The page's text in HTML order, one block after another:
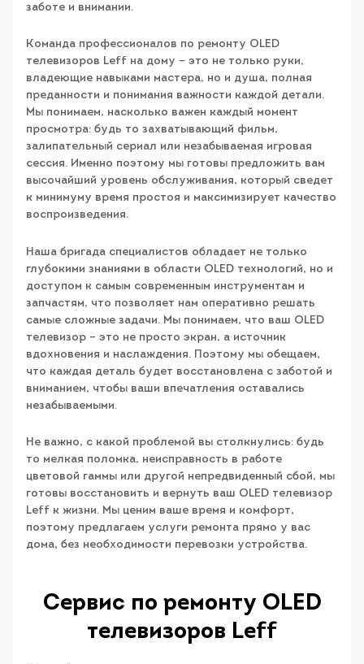
заботе и внимании.
Команда профессионалов по ремонту OLED
телевизоров Leff на дому – это не только руки,
владеющие навыками мастера, но и душа, полная
преданности и понимания важности каждой детали.
Мы понимаем, насколько важен каждый момент
просмотра: будь то захватывающий фильм,
залипательный сериал или незабываемая игровая
сессия. Именно поэтому мы готовы предложить вам
высочайший уровень обслуживания, который сведет
к минимуму время простоя и максимизирует качество
воспроизведения.
Наша бригада специалистов обладает не только
глубокими знаниями в области OLED технологий, но и
доступом к самым современным инструментам и
запчастям, что позволяет нам оперативно решать
самые сложные задачи. Мы понимаем, что ваш OLED
телевизор – это не просто экран, а источник
вдохновения и наслаждения. Поэтому мы обещаем,
что каждая деталь будет восстановлена с заботой и
вниманием, чтобы ваши впечатления оставались
незабываемыми.
Не важно, с какой проблемой вы столкнулись: будь
то мелкая поломка, неисправность в работе
цветовой гаммы или другой непредвиденный сбой, мы
готовы восстановить и вернуть ваш OLED телевизор
Leff к жизни. Мы ценим ваше время и комфорт,
поэтому предлагаем услуги ремонта прямо у вас
дома, без необходимости перевозки устройства.
Сервис по ремонту OLED
телевизоров Leff